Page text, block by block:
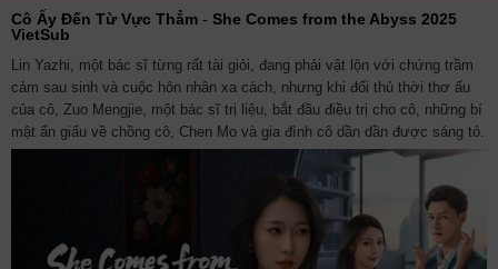
Cô Ấy Đến Từ Vực Thẳm - She Comes from the Abyss‎‎ 2025
VietSub
Lin Yazhi, một bác sĩ từng rất tài giỏi, đang phải vật lộn với chứng trầm
cảm sau sinh và cuộc hôn nhân xa cách, nhưng khi đối thủ thời thơ ấu
của cô, Zuo Mengjie, một bác sĩ trị liệu, bắt đầu điều trị cho cô, những bí
mật ẩn giấu về chồng cô, Chen Mo và gia đình cô dần dần được sáng tỏ.